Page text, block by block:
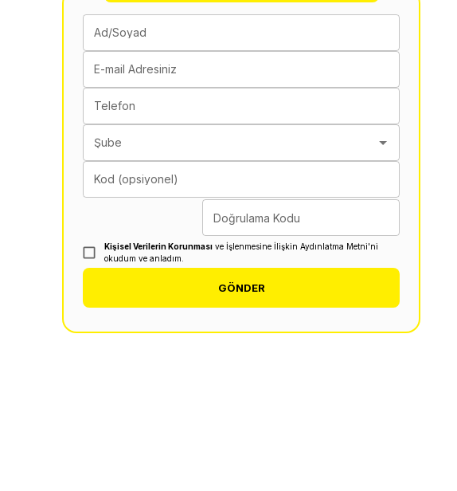
Ad/Soyad
E-mail Adresiniz
Telefon
Şube
Kod (opsiyonel)
Doğrulama Kodu
Kişisel Verilerin Korunması ve İşlenmesine İlişkin Aydınlatma Metni'ni
okudum ve anladım.
GÖNDER